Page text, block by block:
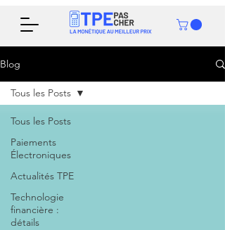
Blog
Tous les Posts
Paiements
Électroniques
Actualités TPE
Technologie
financière :
détails
Tous les Posts